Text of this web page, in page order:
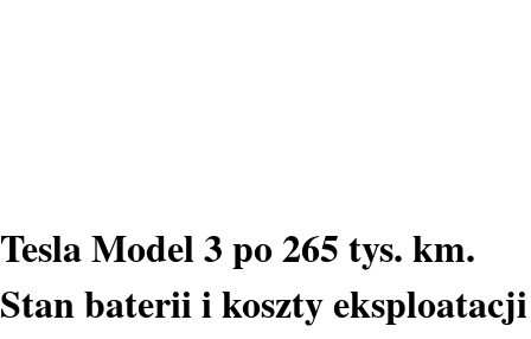
Tesla Model 3 po 265 tys. km.
Stan baterii i koszty eksploatacji